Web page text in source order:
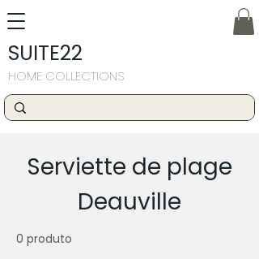
SUITE22
HOME COLLECTIONS
Serviette de plage
Deauville
0 produto